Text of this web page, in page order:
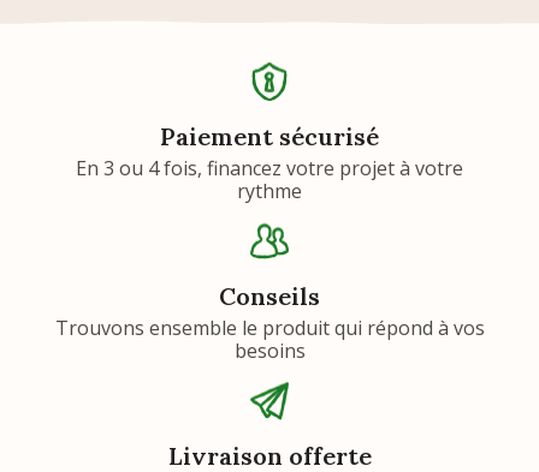
Paiement sécurisé
En 3 ou 4 fois, financez votre projet à votre
rythme
Conseils
Trouvons ensemble le produit qui répond à vos
besoins
Livraison offerte